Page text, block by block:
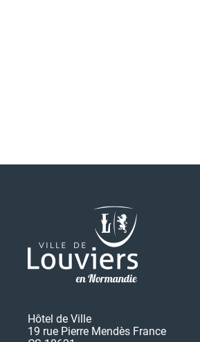
Hôtel de Ville
19 rue Pierre Mendès France